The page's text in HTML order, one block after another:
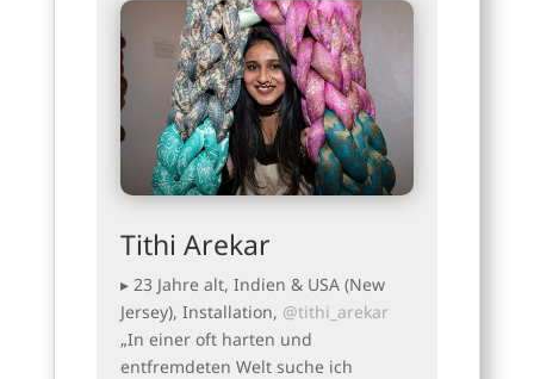
Tithi Arekar
▸ 23 Jahre alt, Indien & USA (New
Jersey), Installation, @tithi_arekar
„In einer oft harten und
entfremdeten Welt suche ich